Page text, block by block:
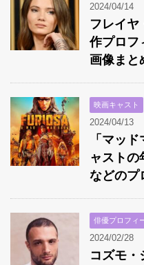
2024/04/14
フレイヤ
作プロフ
画像まと
映画キャスト
2024/04/13
「マッ
ャストの
などのプ
俳優プロフィ
2024/02/28
コズモ・